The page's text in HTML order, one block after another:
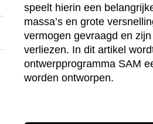
speelt hierin een
massa’s en grote
vermogen gevraagd en
verliezen. In dit artikel
ontwerpprogramma SAM
worden ontworpen.